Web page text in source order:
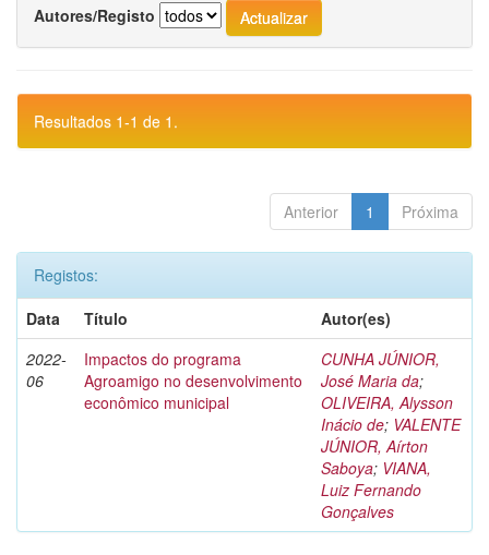
Autores/Registo
Resultados 1-1 de 1.
Anterior 1 Próxima
Registos:
Data
Título
Autor(es)
2022-
06
Impactos do programa
Agroamigo no desenvolvimento
econômico municipal
CUNHA JÚNIOR,
José Maria da;
OLIVEIRA, Alysson
Inácio de; VALENTE
JÚNIOR, Aírton
Saboya; VIANA,
Luiz Fernando
Gonçalves